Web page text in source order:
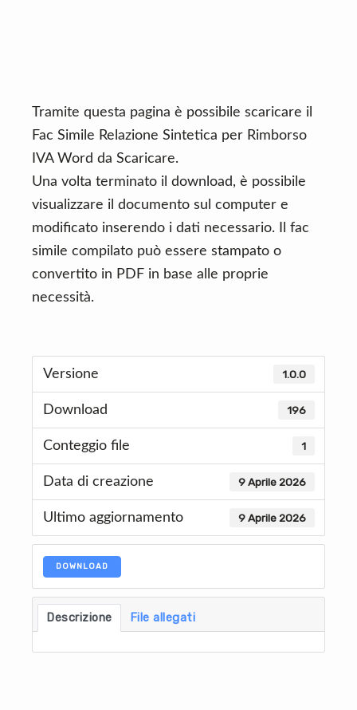
Tramite questa pagina è possibile scaricare il
Fac Simile Relazione Sintetica per Rimborso
IVA Word da Scaricare.
Una volta terminato il download, è possibile
visualizzare il documento sul computer e
modificato inserendo i dati necessario. Il fac
simile compilato può essere stampato o
convertito in PDF in base alle proprie
necessità.
Versione 1.0.0
Download 196
Conteggio file 1
Data di creazione 9 Aprile 2026
Ultimo aggiornamento 9 Aprile 2026
DOWNLOAD
Descrizione File allegati